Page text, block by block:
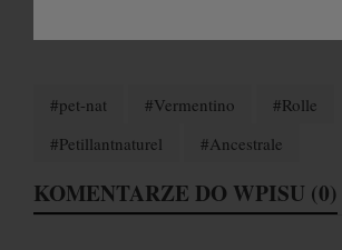
#pet-nat #Vermentino
#Rolle
#Petillantnaturel
#Ancestrale
KOMENTARZE DO WPISU (0)